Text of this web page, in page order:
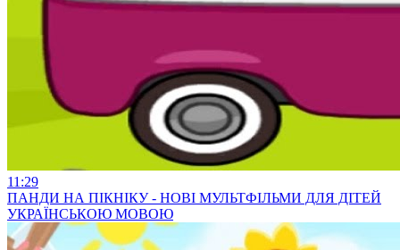
11:29
ПАНДИ НА ПІКНІКУ - НОВІ МУЛЬТФІЛЬМИ ДЛЯ ДІТЕЙ
УКРАЇНСЬКОЮ МОВОЮ